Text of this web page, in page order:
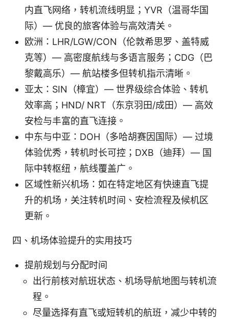
内直飞网络，转机流线明显；YVR（温哥华国
际）— 优良的旅客体验与高效清关。
欧洲：LHR/LGW/CON（伦敦希思罗、盖特威
克等）— 高密度航线与多语言服务；CDG（巴
黎戴高乐）— 航站楼多但转机指示清晰。
亚太：SIN（樟宜）— 世界级综合体验、转机
效率高；HND/ NRT（东京羽田/成田）— 高效
安检与丰富的直飞连接。
中东与中亚：DOH（多哈胡赛因国际）— 过境
体验优秀，转机时长可控；DXB（迪拜）— 国
际中转枢纽，航线覆盖广。
区域性新兴机场：如在特定地区有快速直飞提
升的机场，关注转机时间、安检流程及候机区
更新。
四、机场体验提升的实用技巧
提前规划与分配时间
出行前核对航班状态、机场导航地图与转机流
程。
尽量选择有直飞或短转机的航班，减少中转的